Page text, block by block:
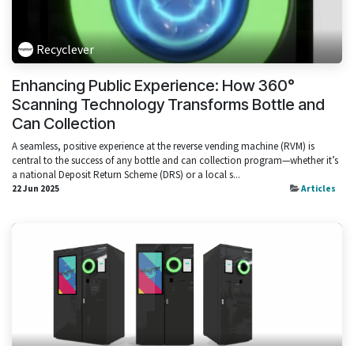
Recyclever
Enhancing Public Experience: How 360°
Scanning Technology Transforms Bottle and
Can Collection
A seamless, positive experience at the reverse vending machine (RVM) is
central to the success of any bottle and can collection program—whether it’s
a national Deposit Return Scheme (DRS) or a local s...
22 Jun 2025 Articles